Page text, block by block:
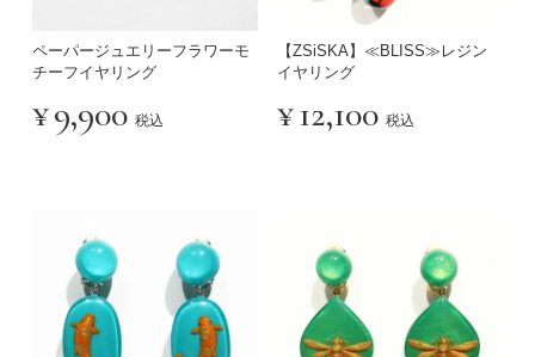
ペーパージュエリーフラワーモ
チーフイヤリング
¥9,900 税込
【ZSiSKA】≪BLISS≫レジン
イヤリング
¥12,100 税込